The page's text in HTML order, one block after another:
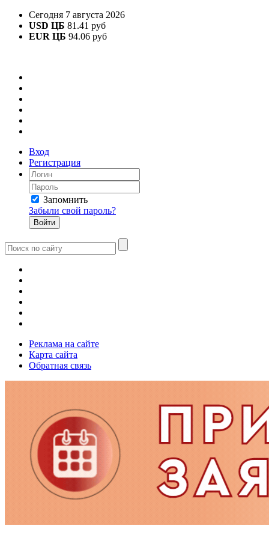
Сегодня 7 августа 2026
USD ЦБ 81.41 руб
EUR ЦБ 94.06 руб
Вход
Регистрация
Запомнить
Забыли свой пароль?
Реклама на сайте
Карта сайта
Обратная связь